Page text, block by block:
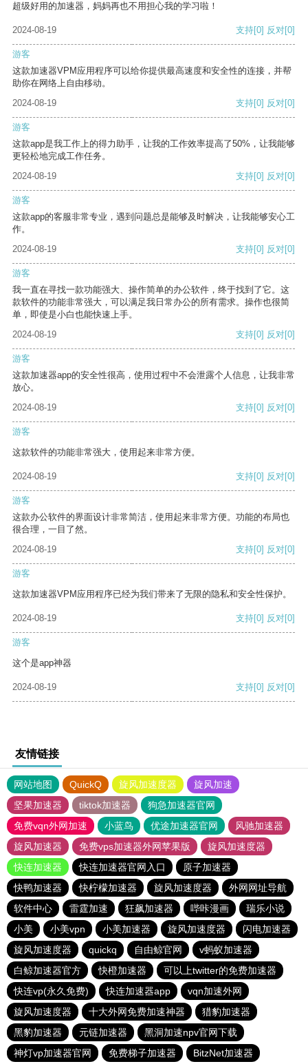
超级好用的加速器，妈妈再也不用担心我的学习啦！
2024-08-19 支持[0] 反对[0]
游客
这款加速器VPM应用程序可以给你提供最高速度和安全性的连接，并帮
助你在网络上自由移动。
2024-08-19
支持[0] 反对[0]
游客
这款app是我工作上的得力助手，让我的工作效率提高了50%，让我能够
更轻松地完成工作任务。
2024-08-19
支持[0] 反对[0]
游客
这款app的客服非常专业，遇到问题总是能够及时解决，让我能够安心工
作。
2024-08-19
支持[0] 反对[0]
游客
我一直在寻找一款功能强大、操作简单的办公软件，终于找到了它。这
款软件的功能非常强大，可以满足我日常办公的所有需求。操作也很简
单，即使是小白也能快速上手。
2024-08-19
支持[0] 反对[0]
游客
这款加速器app的安全性很高，使用过程中不会泄露个人信息，让我非常
放心。
2024-08-19
支持[0] 反对[0]
游客
这款软件的功能非常强大，使用起来非常方便。
2024-08-19 支持[0] 反对[0]
游客
这款办公软件的界面设计非常简洁，使用起来非常方便。功能的布局也
很合理，一目了然。
2024-08-19
支持[0] 反对[0]
游客
这款加速器VPM应用程序已经为我们带来了无限的隐私和安全性保护。
2024-08-19 支持[0] 反对[0]
游客
这个是app神器
2024-08-19 支持[0] 反对[0]
友情链接
网站地图 QuickQ 旋风加速度器
旋风加速
坚果加速器
tiktok加速器
狗急加速器官网
免费vqn外网加速
小蓝鸟 优途加速器官网
风驰加速器
旋风加速器
免费vps加速器外网苹果版
旋风加速度器
快连加速器
快连加速器官网入口
原子加速器
快鸭加速器
快柠檬加速器 旋风加速度器
外网网址导航
软件中心
雷霆加速 狂飙加速器 哔咔漫画
瑞乐小说
小美
小美vpn 小美加速器 旋风加速度器
闪电加速器
旋风加速度器
quickq 自由鲸官网
v蚂蚁加速器
白鲸加速器官方
快橙加速器
可以上twitter的免费加速器
快连vp(永久免费)
快连加速器app
vqn加速外网
旋风加速度器
十大外网免费加速神器
猎豹加速器
黑豹加速器
元链加速器
黑洞加速npv官网下载
神灯vp加速器官网
免费梯子加速器 BitzNet加速器